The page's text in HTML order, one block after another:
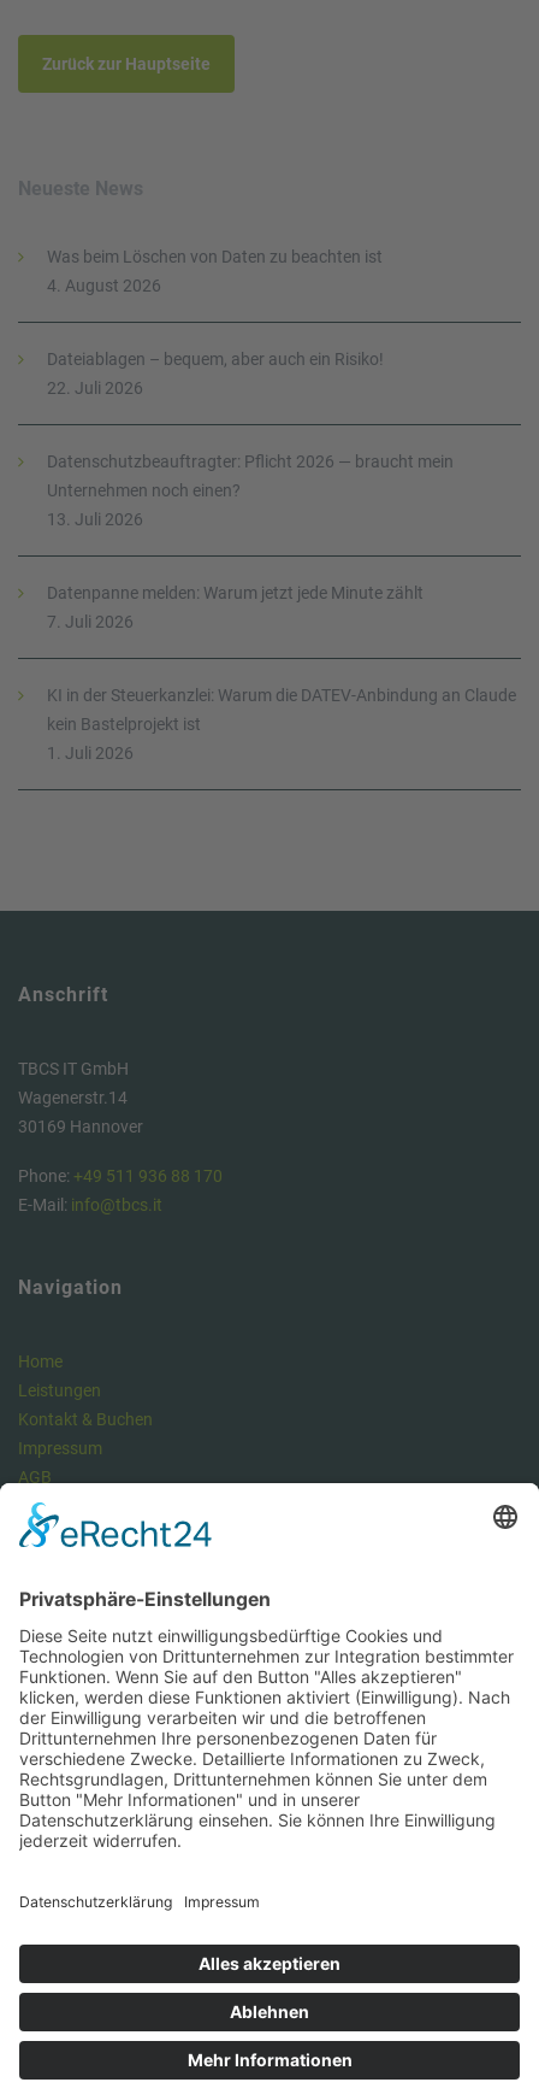
Zurück zur Hauptseite
Neueste News
Was beim Löschen von Daten zu beachten ist
4. August 2026
Dateiablagen – bequem, aber auch ein Risiko!
22. Juli 2026
Datenschutzbeauftragter: Pflicht 2026 — braucht mein
Unternehmen noch einen?
13. Juli 2026
Datenpanne melden: Warum jetzt jede Minute zählt
7. Juli 2026
KI in der Steuerkanzlei: Warum die DATEV-Anbindung an Claude
kein Bastelprojekt ist
1. Juli 2026
Anschrift
TBCS IT GmbH
Wagenerstr.14
30169 Hannover
Phone: +49 511 936 88 170
E-Mail: info@tbcs.it
Navigation
Home
Leistungen
Kontakt & Buchen
Impressum
AGB
Datenschutzerklärung
Unser Meinung: Unser DSMS ist ein klasse Tool , um die
Anforderungen der DSGVO vollumfänglich zu erfüllen und dabei viel
Zeit zu sparen. Hier können Sie sich über unseren Datenschutz-
Manager informieren.
https://dsms.tbcs.it
https://portal.tbcs.it